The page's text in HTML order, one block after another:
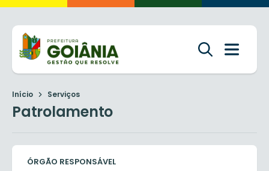
Início Serviços
Patrolamento
ÓRGÃO RESPONSÁVEL